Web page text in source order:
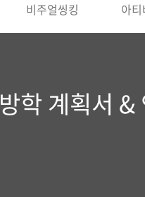
비주얼씽킹 아
학 계획서 &